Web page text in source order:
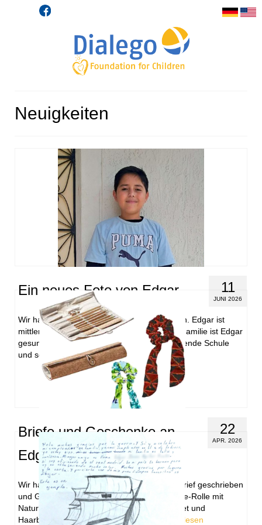
Neuigkeiten
11
JUNI 2026
Ein neues Foto von Edgar
Wir haben ein neues Foto von Edgar erhalten. Edgar ist
mittlerweile 13 Jahre alt. Nach Aussage der Familie ist Edgar
gesund. Er besucht weiterhin eine weiterführende Schule
und sein Lieblingsfach …Weiterlesen
22
APR. 2026
Briefe und Geschenke an
Edgar und Monica
Wir haben Edgar und Monica jeweils einen Brief geschrieben
und Geschenke zuschicken lassen. Eine Stifte-Rolle mit
Naturkork für Edgar, weil es so gerne zeichnet und
Haarbänder für Monica. Wir hoffen …
Weiterlesen